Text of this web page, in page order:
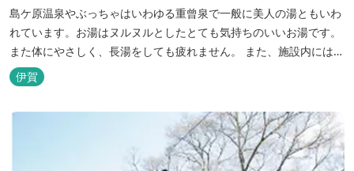
島ケ原温泉やぶっちゃはいわゆる重曾泉で一般に美人の湯ともいわ
れています。お湯はヌルヌルとしたとても気持ちのいいお湯です。
また体にやさしく、長湯をしても疲れません。 また、施設内にはオ
ートキャンプ場、デイキャンプ場、テニスコート、水遊び場（夏季
限定）、こんにゃくやパン作りの体験できる工房などがあります。
木津川（鯛ケ瀬）のほとりにある美しい自然を生かしたオートキャ
伊賀